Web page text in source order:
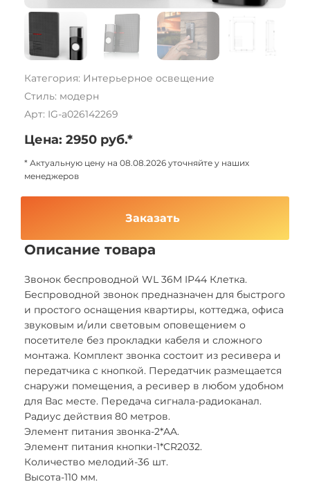
Категория: Интерьерное освещение
Стиль: модерн
Арт: IG-a026142269
Цена: 2950 руб.*
* Актуальную цену на 08.08.2026 уточняйте у наших
менеджеров
Заказать
Описание товара
Звонок беспроводной WL 36M IP44 Клетка.
Беспроводной звонок предназначен для быстрого
и простого оснащения квартиры, коттеджа, офиса
звуковым и/или световым оповещением о
посетителе без прокладки кабеля и сложного
монтажа. Комплект звонка состоит из ресивера и
передатчика с кнопкой. Передатчик размещается
снаружи помещения, а ресивер в любом удобном
для Вас месте. Передача сигнала-радиоканал.
Радиус действия 80 метров.
Элемент питания звонка-2*AA.
Элемент питания кнопки-1*CR2032.
Количество мелодий-36 шт.
Высота-110 мм.